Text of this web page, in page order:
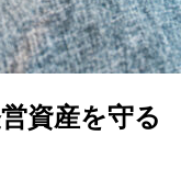
資産を守る